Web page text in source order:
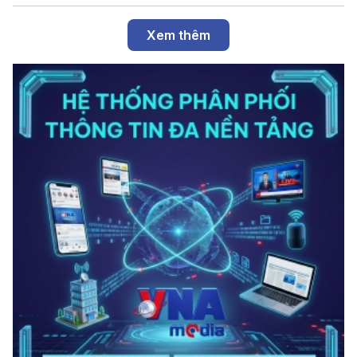
Xem thêm